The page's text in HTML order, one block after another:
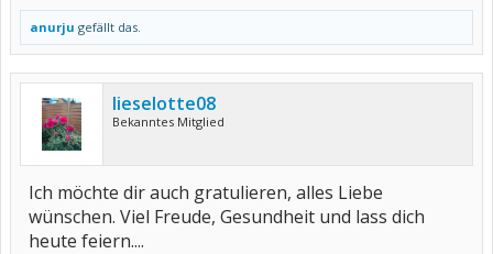
anurju gefällt das.
lieselotte08
Bekanntes Mitglied
Ich möchte dir auch gratulieren, alles Liebe
wünschen. Viel Freude, Gesundheit und lass dich
heute feiern....